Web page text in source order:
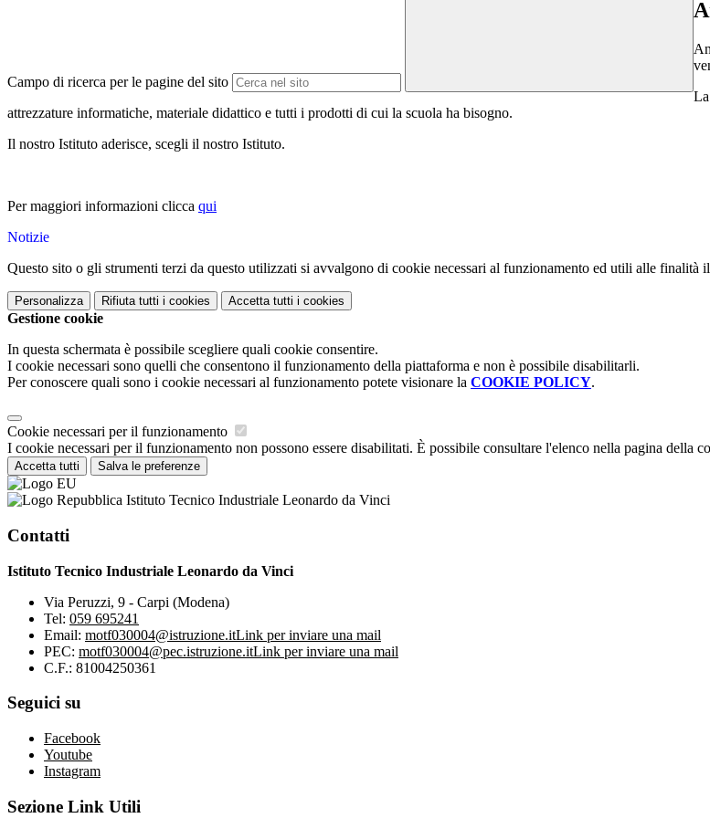
Campo di ricerca per le pagine del sito
attrezzature informatiche, materiale didattico e tutti i prodotti di cui la scuola ha bisogno.
Il nostro Istituto aderisce, scegli il nostro Istituto.
Per maggiori informazioni clicca qui
Notizie
Questo sito o gli strumenti terzi da questo utilizzati si avvalgono di cookie necessari al funzionamento ed utili alle finalità
Personalizza Rifiuta tutti i cookies Accetta tutti i cookies
Gestione cookie
In questa schermata è possibile scegliere quali cookie consentire.
I cookie necessari sono quelli che consentono il funzionamento della piattaforma e non è possibile disabilitarli.
Per conoscere quali sono i cookie necessari al funzionamento potete visionare la COOKIE POLICY.
Cookie necessari per il funzionamento
I cookie necessari per il funzionamento non possono essere disabilitati. È possibile consultare l'elenco nella pagina della
Accetta tutti Salva le preferenze
Istituto Tecnico Industriale Leonardo da Vinci
Contatti
Istituto Tecnico Industriale Leonardo da Vinci
Via Peruzzi, 9 - Carpi (Modena)
Tel: 059 695241
Email: motf030004@istruzione.itLink per inviare una mail
PEC: motf030004@pec.istruzione.itLink per inviare una mail
C.F.: 81004250361
Seguici su
Facebook
Youtube
Instagram
Sezione Link Utili